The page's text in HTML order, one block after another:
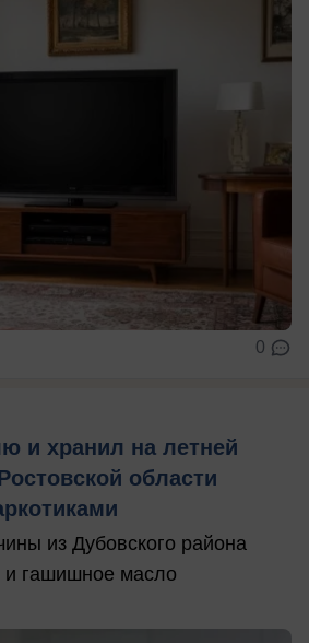
0
и хранил на летней
области
из Дубовского района
гашишное масло